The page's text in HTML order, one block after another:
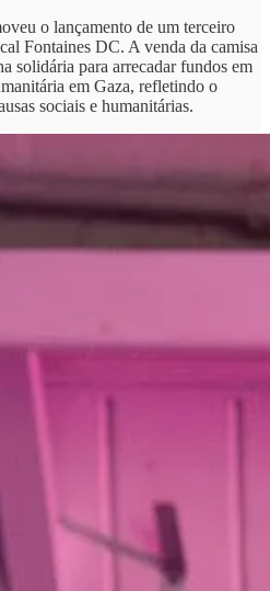
o lançamento de um terceiro
Fontaines DC. A venda da camisa
solidária para arrecadar fundos em
em Gaza, refletindo o
sociais e humanitárias.